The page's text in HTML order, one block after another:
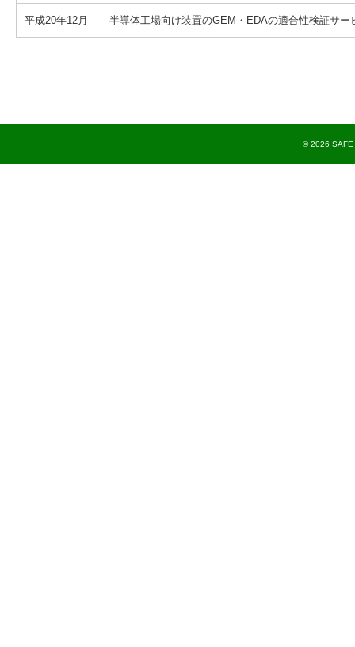
平成20年12月 半導体工場向け装置のGEM・EDAの適合性検証サー
© 2026 SAFE